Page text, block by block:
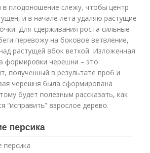
в плодоношение слежу, чтобы центр
и в начале лета удаляю растущие
Для сдерживания роста сильные
перевожу на боковое ветвление,
растущей вбок веткой. Изложенная
формировки черешни – это
полученный в результате проб и
черешня была сформирована
будет полезным рассказать, как
“исправить” взрослое дерево.
персика